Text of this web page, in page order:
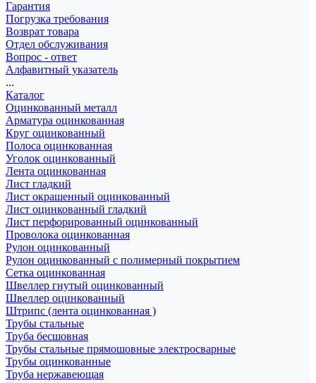
Гарантия
Погрузка требования
Возврат товара
Отдел обслуживания
Вопрос - ответ
Алфавитный указатель
...
Каталог
Оцинкованный металл
Арматура оцинкованная
Круг оцинкованный
Полоса оцинкованная
Уголок оцинкованный
Лента оцинкованная
Лист гладкий
Лист окрашенный оцинкованный
Лист оцинкованный гладкий
Лист перфорированный оцинкованный
Проволока оцинкованная
Рулон оцинкованный
Рулон оцинкованный с полимерный покрытием
Сетка оцинкованная
Швеллер гнутый оцинкованный
Швеллер оцинкованный
Штрипс (лента оцинкованная )
Трубы стальные
Труба бесшовная
Трубы стальные прямошовные электросварные
Трубы оцинкованные
Труба нержавеющая